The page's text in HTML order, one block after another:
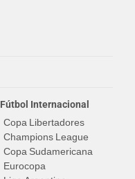
Fútbol Internacional
Copa Libertadores
Champions League
Copa Sudamericana
Eurocopa